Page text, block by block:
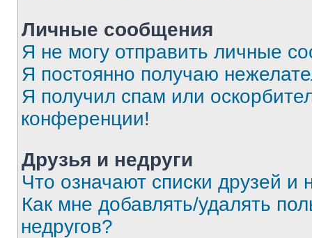
Личные сообщения
Я не могу отправить личные
Я постоянно получаю
Я получил спам или
конференции!
Друзья и недруги
Что означают списки друзей и
Как мне добавлять/удалять
недругов?